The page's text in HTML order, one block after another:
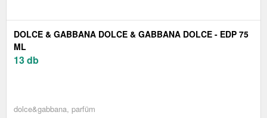
DOLCE & GABBANA DOLCE & GABBANA DOLCE - EDP 75
ML
13 db
dolce&gabbana, parfüm